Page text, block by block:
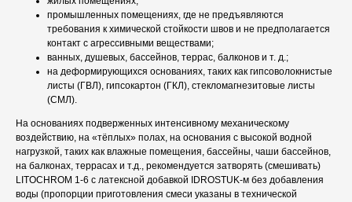
промышленных помещениях, где не предъявляются
требования к химической стойкости швов и не предполагается
контакт с агрессивными веществами;
ванных, душевых, бассейнов, террас, балконов и т. д.;
на деформирующихся основаниях, таких как гипсоволокнистые
листы (ГВЛ), гипсокартон (ГКЛ), стекломагнезитовые листы
(СМЛ).
На основаниях подверженных интенсивному механическому
воздействию, на «тёплых» полах, на основания с высокой водной
нагрузкой, таких как влажные помещения, бассейны, чаши бассейнов,
на балконах, террасах и т.д., рекомендуется затворять (смешивать)
LITOCHROM 1-6 с латексной добавкой IDROSTUK-м без добавления
воды (пропорции приготовления смеси указаны в технической